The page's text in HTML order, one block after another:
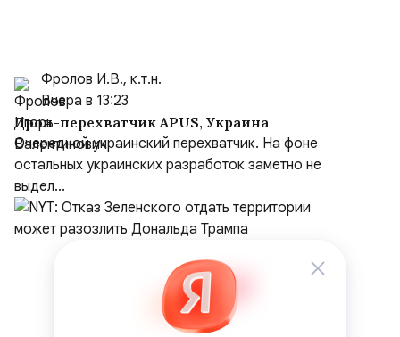
Фролов И.В., к.т.н.
Вчера в 13:23
Дрон-перехватчик APUS, Украина
Очередной украинский перехватчик. На фоне
остальных украинских разработок заметно не
выдел...